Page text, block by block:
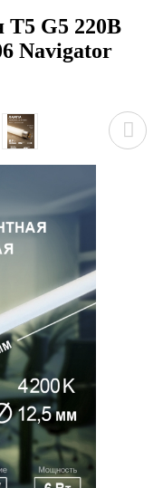
G5 220В
Navigator